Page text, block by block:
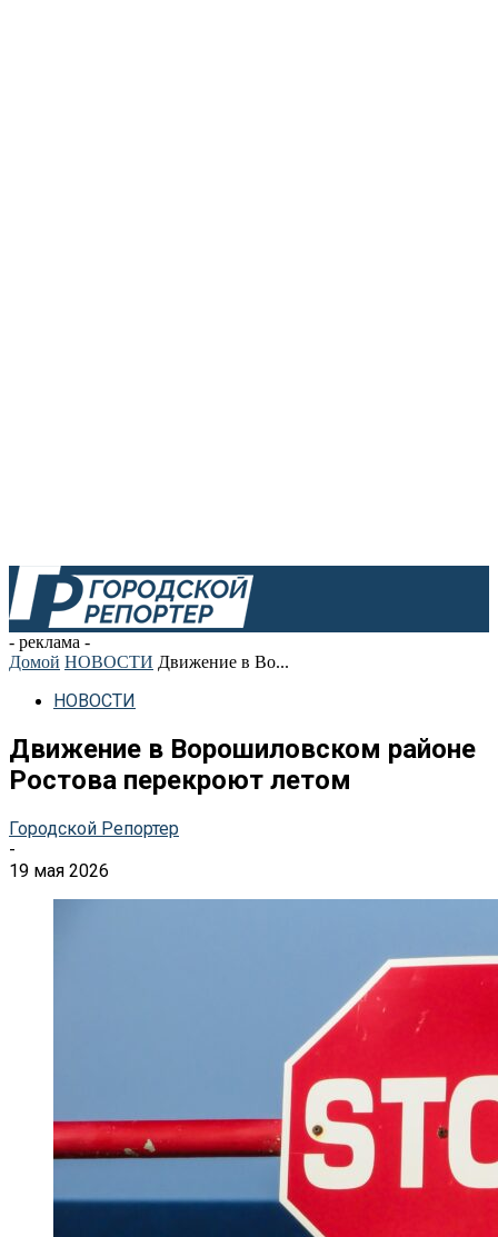
- реклама -
Домой НОВОСТИ Движение в Во...
НОВОСТИ
Движение в Ворошиловском районе
Ростова перекроют летом
Городской Репортер
-
19 мая 2026